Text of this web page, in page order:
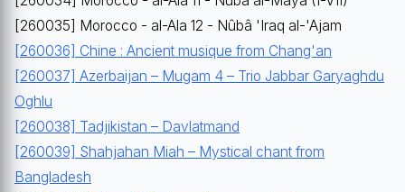
[260035] Morocco - al-Ala 12 - Nûbâ 'Iraq al-'Ajam
[260036] Chine : Ancient musique from Chang'an
[260037] Azerbaijan – Mugam 4 – Trio Jabbar Garyaghdu
Oghlu
[260038] Tadjikistan – Davlatmand
[260039] Shahjahan Miah – Mystical chant from
Bangladesh